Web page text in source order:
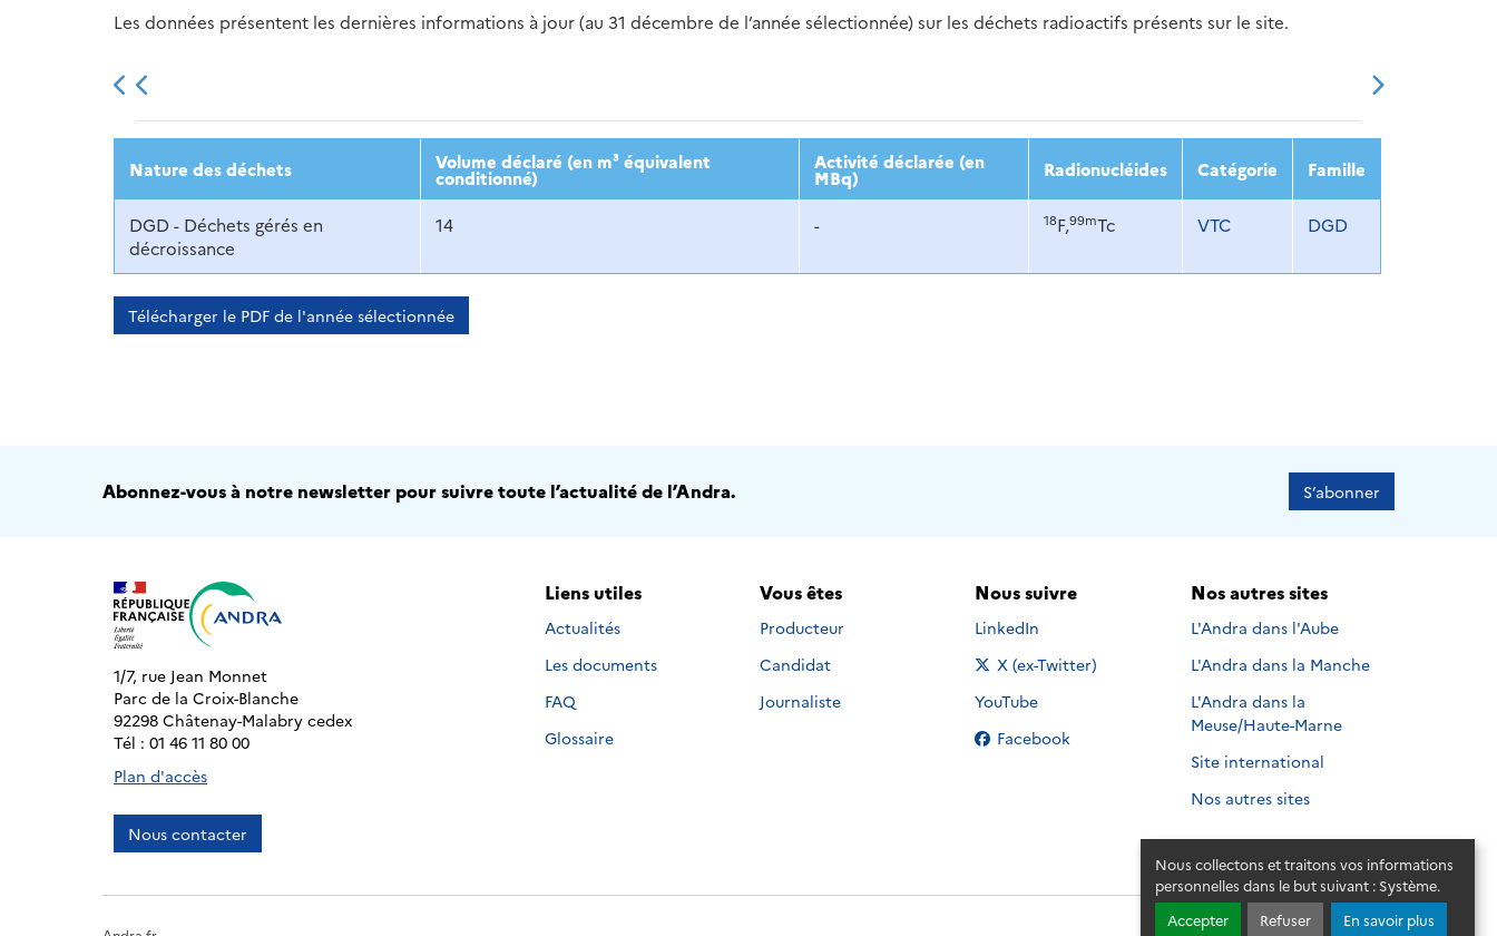
Nous collectons et traitons vos informations
personnelles dans le but suivant : Système.
Accepter
Refuser En savoir plus
Les données présentent les dernières informations à jour (au 31 décembre de l’année sélectionnée) sur les déchets radioactifs présents sur le site.
2013 2014 2015 2016 2017 2018 2019 2020 2021 2022 2023
Nature des déchets Volume déclaré (en m³ équivalent
conditionné)
Activité déclarée (en
MBq) Radionucléides Catégorie Famille
DGD - Déchets gérés en
décroissance
14 - 18F,99mTc VTC DGD
Télécharger le PDF de l'année sélectionnée
Abonnez-vous à notre newsletter pour suivre toute l’actualité de l’Andra. S’abonner
1/7, rue Jean Monnet
Parc de la Croix-Blanche
92298 Châtenay-Malabry cedex
Tél : 01 46 11 80 00
Plan d'accès
Nous contacter
Liens utiles
Actualités
Les documents
FAQ
Glossaire
Vous êtes
Producteur
Candidat
Journaliste
Nous suivre
Nous suivre sur
LinkedIn
Nous suivre sur
X (ex-Twitter)
Nous suivre sur
YouTube
Nous suivre sur
Facebook
Nos autres sites
L'Andra dans l'Aube
L'Andra dans la Manche
L'Andra dans la
Meuse/Haute-Marne
Site international
Nos autres sites